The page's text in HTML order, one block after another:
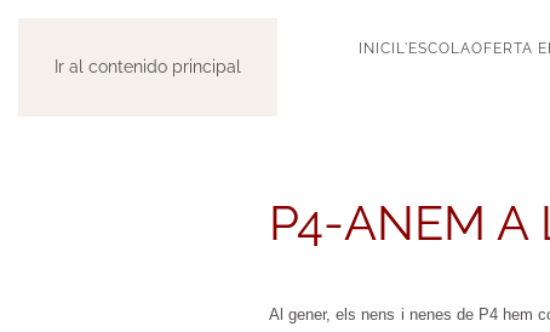
Ir al contenido principal
INICI L'ESCOLAOFERTA
P4-ANEM A
Al gener, els nens i nenes de P4 hem